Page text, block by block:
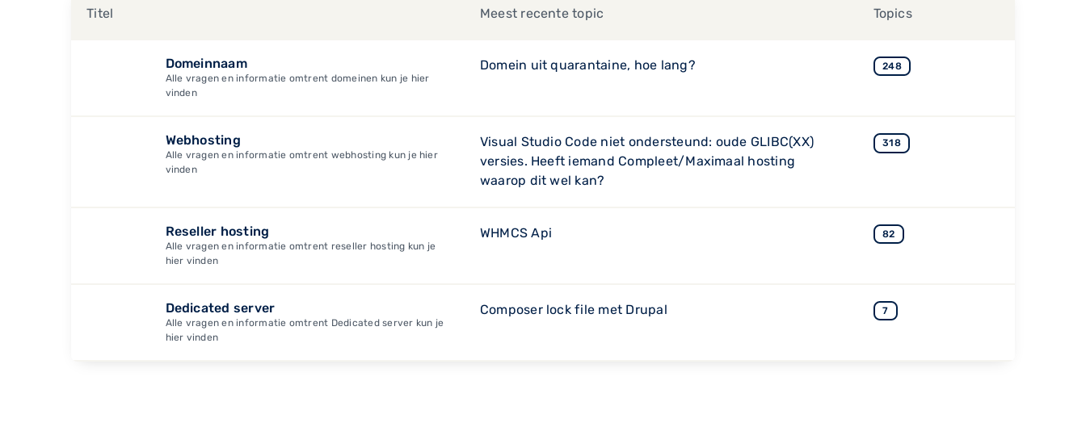
Titel Meest recente topic Topics
Domeinnaam
Alle vragen en informatie omtrent domeinen kun je hier
vinden
Domein uit quarantaine, hoe lang? 248
Webhosting
Alle vragen en informatie omtrent webhosting kun je hier
vinden
Visual Studio Code niet ondersteund: oude GLIBC(XX)
versies. Heeft iemand Compleet/Maximaal hosting
waarop dit wel kan?
318
Reseller hosting
Alle vragen en informatie omtrent reseller hosting kun je
hier vinden
WHMCS Api 82
Dedicated server
Alle vragen en informatie omtrent Dedicated server kun je
hier vinden
Composer lock file met Drupal 7